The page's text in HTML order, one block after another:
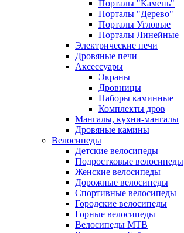
Порталы "Камень"
Порталы "Дерево"
Порталы Угловые
Порталы Линейные
Электрические печи
Дровяные печи
Аксессуары
Экраны
Дровницы
Наборы каминные
Комплекты дров
Мангалы, кухни-мангалы
Дровяные камины
Велосипеды
Детские велосипеды
Подростковые велосипеды
Женские велосипеды
Дорожные велосипеды
Спортивные велосипеды
Городские велосипеды
Горные велосипеды
Велосипеды MTB